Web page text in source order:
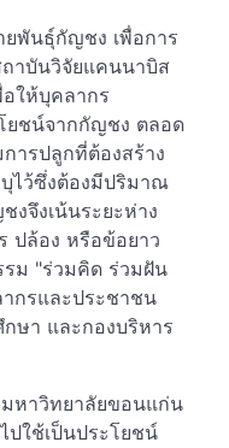
พันธุ์กัญชง เพื่อการ
าบันวิจัยแคนนาบิส
ให้บุคลากร
ยชน์จากกัญชง ตลอด
ารปลูกที่ต้องสร้าง
บุไว้ซึ่งต้องมีปริมาณ
งจึงเน้นระยะห่าง
ปล้อง หรือข้อยาว
รม "ร่วมคิด ร่วมฝัน
กรและประชาชน
ษา และกองบริหาร
หาวิทยาลัยขอนแก่น
ใช้เป็นประโยชน์